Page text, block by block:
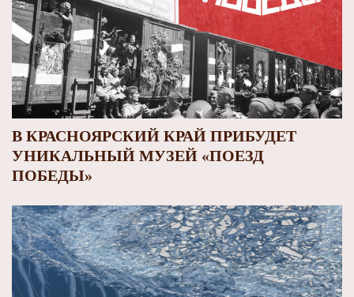
В КРАСНОЯРСКИЙ КРАЙ ПРИБУДЕТ
УНИКАЛЬНЫЙ МУЗЕЙ «ПОЕЗД
ПОБЕДЫ»